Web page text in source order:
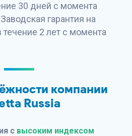
30 дней с момента
гарантия на
2 лет с момента
компании
Russia
с высоким индексом